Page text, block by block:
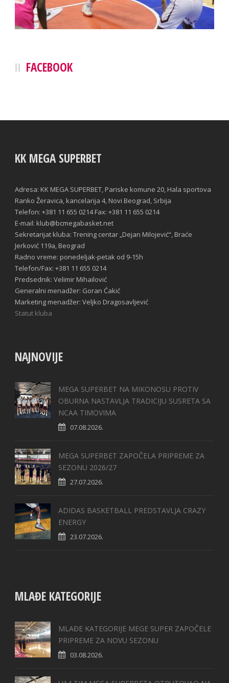
FACEBOOK
KK MEGA SUPERBET
Adresa: KK MEGA SUPERBET, Pariske komune 20, Hala sportova
Ranko Žeravica, kancelarija 4, Novi Beograd, Srbija
Telefon: +381 11 655 0214 Fax: +381 11 655 0214
E-mail: klub@bcmegabasket.net
Sekretarijat kluba: Trening centar „Dejan Milojević“, Braće
Jerković 119a, Beograd
Radno vreme: ponedeljak-petak od 9-15h
Telefon/Fax: +381 11 655 0214
Predsednik: Velimir Mihailović
Generalni menadžer: Goran Ćakić
Marketing menadžer: Veljko Dragosavljević
Statut kluba
NAJNOVIJE
MEGA SUPERBET NA MIKONOSU PROTIV
OBURNA NASTAVLJA TRADICIJU SUSRETA SA
NCAA TIMOVIMA
07.08.2026.
MEGA SUPERBET ZAPOČELA PRIPREME ZA
SEZONU 2026/27
27.07.2026.
ADIDAS BASKETBALL PREDSTAVLJA CRAZY
ENERGY
23.07.2026.
MLAĐE KATEGORIJE
MLAĐE KATEGORIJE MEGE SUPER ZAPOČELE
PRIPREME ZA NOVU SEZONU
03.08.2026.